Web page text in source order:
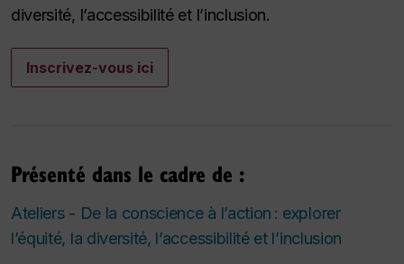
diversité, l’accessibilité et l’inclusion.
Inscrivez-vous ici
Présenté dans le cadre de :
Ateliers - De la conscience à l’action : explorer
l’équité, la diversité, l’accessibilité et l’inclusion